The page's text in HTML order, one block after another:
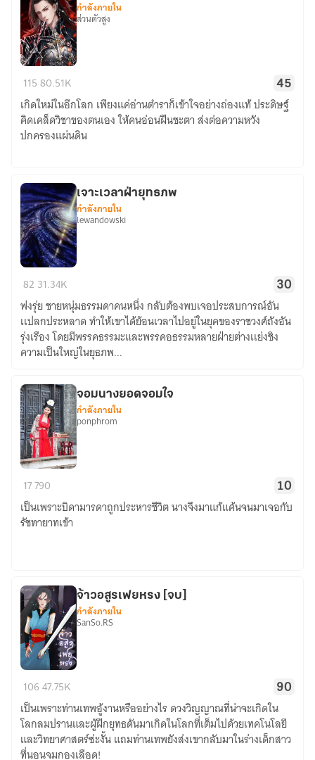
ได้
รึไง!
มาร
ทมิฬ
กำลังภายใน
ส่วนตัวสูง
11580.51K 45
เกิดใหม่ในอีกโลก เพียงแค่อ่านตำราก็เข้าใจอย่างถ่องแท้ ประดิษฐ์
คิดเคล็ดวิชาของตนเอง ให้คนอ่อนฝืนชะตา ส่งต่อความหวัง
ปกครองแผ่นดิน
เวลา
ฝ่า
ยุทธ
ภพ
เจาะเวลาฝ่ายุทธภพ
กำลังภายใน
lewandowski
82 31.34K 30
ฟงรุ่ย ชายหนุ่มธรรมดาคนหนึ่ง กลับต้องพบเจอประสบการณ์อัน
เเปลกประหลาด ทำให้เขาได้ย้อนเวลาไปอยู่ในยุคของราชวงศ์ถังอัน
รุ่งเรือง โดยมีพรรคธรรมะและพรรคอธรรมหลายฝ่ายต่างเเย่งชิง
ความเป็นใหญ่ในยุธภพ...
นาง
ยอด
จอมใจ
จอมนางยอดจอมใจ
กำลังภายใน
ponphrom
17790 10
เป็นเพราะบิดามารดาถูกประหารชีวิต นางจึงมาแก้แค้นจนมาเจอกับ
รัชทายาทเข้า
วอ
สูร
เฟยห
รง
จ้าวอสูรเฟยหรง [จบ]
กำลังภายใน
SanSo.RS
10647.75K 90
เป็นเพราะท่านเทพอู้งานหรืออย่างไร ดวงวิญญาณที่น่าจะเกิดใน
โลกลมปรานและผู้ฝึกยุทธดันมาเกิดในโลกที่เต็มไปด้วยเทคโนโลยี
และวิทยาศาสตร์ซ่ะงั้น แถมท่านเทพยังส่งเขากลับมาในร่างเด็กสาว
ที่นอนจมกองเลือด!